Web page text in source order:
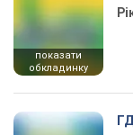
показати
обкладинку